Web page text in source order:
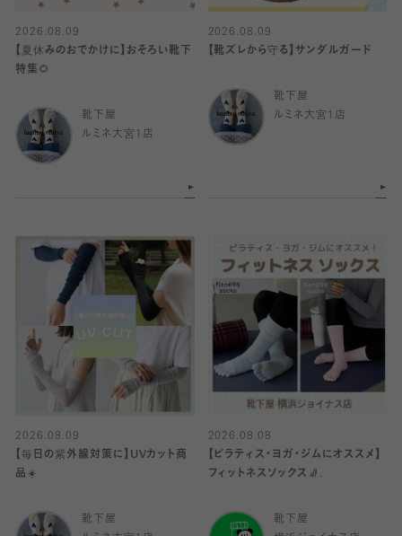
2026.08.09
【夏休みのおでかけに】おそろい靴下
特集🌻
靴下屋
ルミネ大宮1店
2026.08.09
【靴ズレから守る】サンダルガード
靴下屋
ルミネ大宮1店
2026.08.09
【毎日の紫外線対策に】UVカット商
品☀️
靴下屋
2026.08.08
【ピラティス・ヨガ・ジムにオススメ】
フィットネスソックス🧦.
靴下屋